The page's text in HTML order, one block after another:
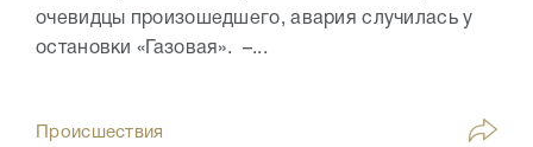
очевидцы произошедшего, авария случилась у
остановки «Газовая». –...
Происшествия